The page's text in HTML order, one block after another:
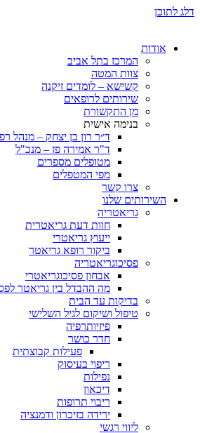
המרכז בתל אביב
צוות המטה
קשישא – לומדים זיקנה
שירותים לרופאים
מן התקשורת
בנימה אישית
ד״ר רון בן יצחק – מנהל רפואי
ד"ר אמירה פז – מנכ"ל
מטופלים מספרים
מפי המטפלים
שלנו
גריאטריה
חוות דעת גריאטרית
ייעוץ גריאטרי
ביקור רופא גריאטר
פסיכוגריאטריה
אבחון פסיכוגריאטרי
מה ההבדל בין גריאטר לפסיכוגריאטר?
בדיקות עד הבית
טיפול ושיקום לגיל השלישי
פיזיותרפיה
חדר כושר
פעילות קבוצתית
ריפוי בעיסוק
ריבוי תרופות
ירידה בזיכרון ודמנציה